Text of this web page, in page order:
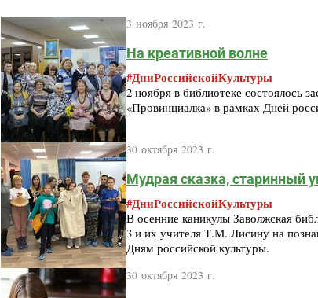
3 ноября 2023 г.
На креативной волне
#ДниРоссийскойКультуры
2 ноября в библиотеке состоялось
«Провинциалка» в рамках Дней
30 октября 2023 г.
Мудрая сказка, старинный
#ДниРоссийскойКультуры
В осенние каникулы Заволжская
3 и их учителя Т.М. Лисину на
Дням российской культуры.
30 октября 2023 г.